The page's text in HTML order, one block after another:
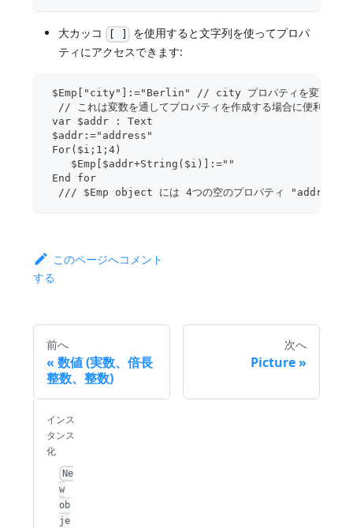
大カッコ [ ] を使用すると文字列を使ってプロパ
ティにアクセスできます:
$Emp["city"]:="Berlin" // city プロパティを変更
  // これは変数を通してプロパティを作成する場合に便利です
var $addr : Text
$addr:="address"
For($i;1;4)
    $Emp[$addr+String($i)]:=""
End for
/// $Emp object には 4つの空のプロパティ
このページへコメント
する
前へ
数値 (実数、倍長
整数、整数)
次へ
Picture
インス
タンス
化
Ne
w
ob
je